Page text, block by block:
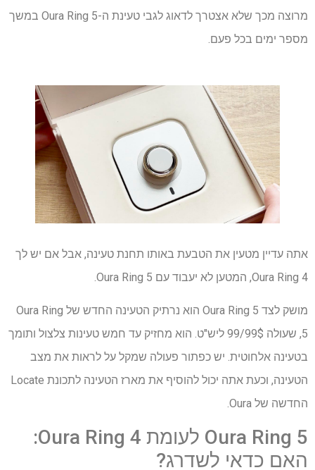
מרוצה מכך שלא אצטרך לדאוג לגבי טעינת ה-Oura Ring 5 במשך
מספר ימים בכל פעם.
אתה עדיין מטעין את הטבעת באותו תחנת טעינה, אבל אם יש לך
Oura Ring 4, המטען לא יעבוד עם Oura Ring 5.
מושק לצד Oura Ring 5 הוא נרתיק הטעינה החדש של Oura Ring
5, שעולה 99$/99 ליש"ט. הוא מחזיק עד חמש טעינות צלצול ותומך
בטעינה אלחוטית. יש כפתור פעולה שמקל על לראות את מצב
הטעינה, וכעת אתה יכול להוסיף את מארז הטעינה לתכונת Locate
החדשה של Oura.
Oura Ring 5 לעומת Oura Ring 4:
האם כדאי לשדרג?